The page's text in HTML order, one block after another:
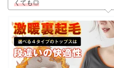
くても◎